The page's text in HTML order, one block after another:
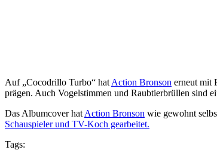
Auf „Cocodrillo Turbo“ hatAction Bronson erneut mit
prägen. Auch Vogelstimmen und Raubtierbrüllen sind
Das Albumcover hatAction Bronson wie gewohnt
Schauspieler und TV-Koch gearbeitet.
Tags: